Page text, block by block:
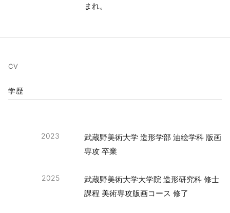
まれ。
CV
学歴
2023
武蔵野美術大学 造形学部 油絵学科 版画
専攻 卒業
2025
武蔵野美術大学大学院 造形研究科 修士
課程 美術専攻版画コース 修了